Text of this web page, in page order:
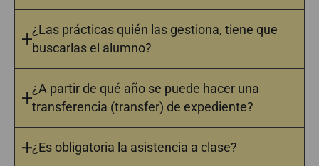
¿Las prácticas quién las gestiona, tiene que
buscarlas el alumno?
¿A partir de qué año se puede hacer una
transferencia (transfer) de expediente?
¿Es obligatoria la asistencia a clase?